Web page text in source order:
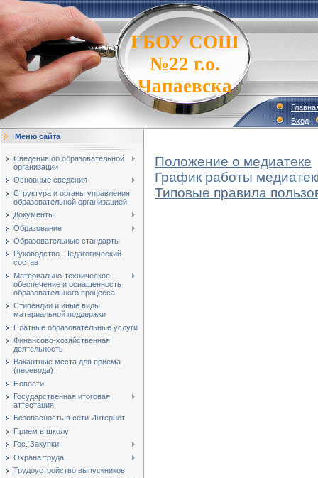
ГБОУ СОШ
№22 г.о.
Чапаевска
Вход
Меню сайта
Сведения об образовательной
организации
Основные сведения
Структура и органы управления
образовательной организацией
Документы
Образование
Образовательные стандарты
Руководство. Педагогический
состав
Материально-техническое
обеспечение и оснащенность
образовательного процесса
Стипендии и иные виды
материальной поддержки
Платные образовательные услуги
Финансово-хозяйственная
деятельность
Вакантные места для приема
(перевода)
Новости
Государственная итоговая
аттестация
Безопасность в сети Интернет
Прием в школу
Гос. Закупки
Охрана труда
Трудоустройство выпускников
Положение о медиатеке
График работы
Типовые правила